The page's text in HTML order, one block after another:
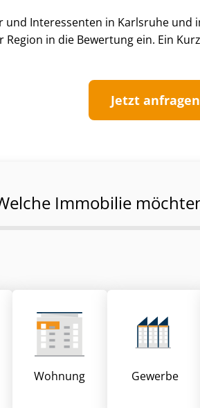
Interessenten in Karlsruhe
in die Bewertung ein. Ein
Jetzt anfragen
Immobilie
Wohnung Gewerbe